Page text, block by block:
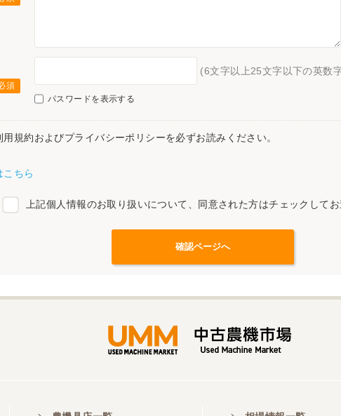
(6文字以上25文字以下の英数
パスワードを表示する
規約およびプライバシーポリシーを必ずお読みください。
こちら
上記個人情報のお取り扱いについて、同意された方はチェックしてお